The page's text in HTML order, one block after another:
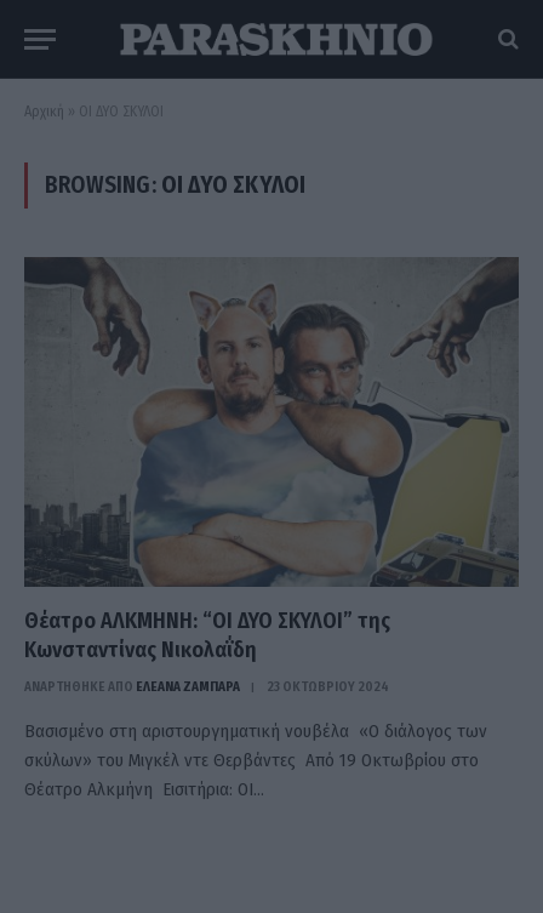
Αρχική » ΟΙ ΔΥΟ ΣΚΥΛΟΙ
BROWSING: ΟΙ ΔΥΟ ΣΚΥΛΟΙ
Θέατρο ΑΛΚΜΗΝΗ: “ΟΙ ΔΥΟ ΣΚΥΛΟΙ” της
Κωνσταντίνας Νικολαΐδη
ΑΝΑΡΤΗΘΗΚΕ ΑΠΟ ΕΛΕΑΝΑ ΖΑΜΠΑΡΑ 23 ΟΚΤΩΒΡΊΟΥ 2024
Βασισμένο στη αριστουργηματική νουβέλα «Ο διάλογος των
σκύλων» του Μιγκέλ ντε Θερβάντες Από 19 Οκτωβρίου στο
Θέατρο Αλκμήνη Εισιτήρια: ΟΙ…